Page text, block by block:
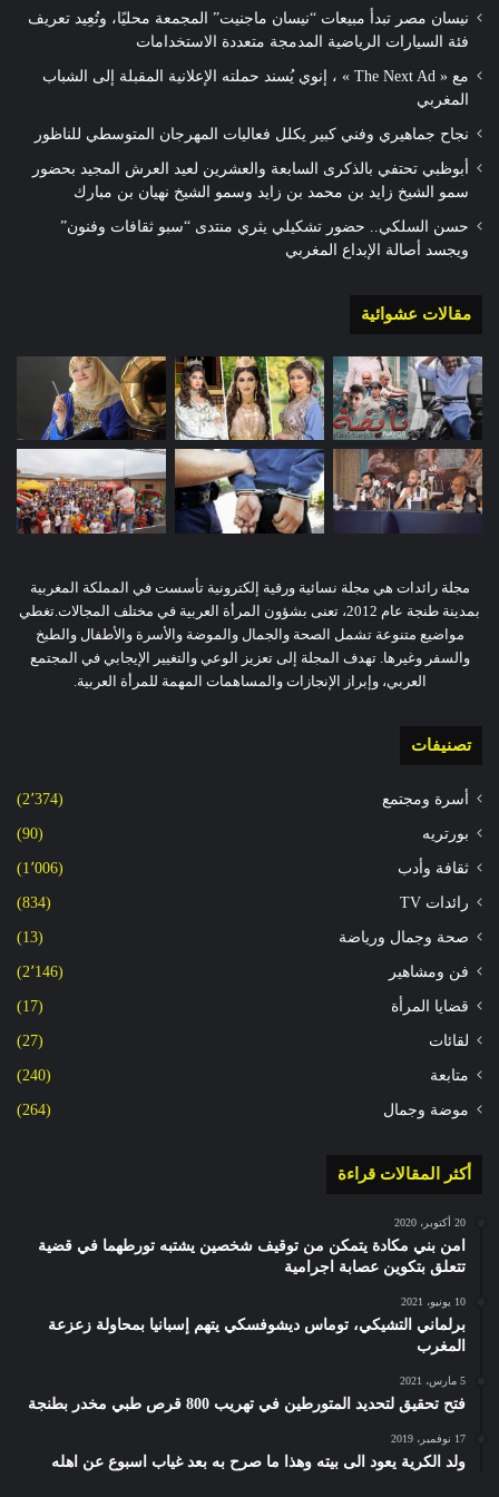
نيسان مصر تبدأ مبيعات “نيسان ماجنيت” المجمعة محليًا، وتُعِيد تعريف
فئة السيارات الرياضية المدمجة متعددة الاستخدامات
مع « The Next Ad » ، إنوي يُسند حملته الإعلانية المقبلة إلى الشباب
المغربي
نجاح جماهيري وفني كبير يكلل فعاليات المهرجان المتوسطي للناظور
أبوظبي تحتفي بالذكرى السابعة والعشرين لعيد العرش المجيد بحضور
سمو الشيخ زايد بن محمد بن زايد وسمو الشيخ نهيان بن مبارك
حسن السلكي.. حضور تشكيلي يثري منتدى “سبو ثقافات وفنون”
ويجسد أصالة الإبداع المغربي
مقالات عشوائية
مجلة رائدات هي مجلة نسائية ورقية إلكترونية تأسست في المملكة المغربية
بمدينة طنجة عام 2012، تعنى بشؤون المرأة العربية في مختلف المجالات.تغطي
مواضيع متنوعة تشمل الصحة والجمال والموضة والأسرة والأطفال والطبخ
والسفر وغيرها. تهدف المجلة إلى تعزيز الوعي والتغيير الإيجابي في المجتمع
العربي، وإبراز الإنجازات والمساهمات المهمة للمرأة العربية.
تصنيفات
أسرة ومجتمع (2٬374)
بورتريه (90)
ثقافة وأدب (1٬006)
رائدات TV (834)
صحة وجمال ورياضة (13)
فن ومشاهير (2٬146)
قضايا المرأة (17)
لقائات (27)
متابعة (240)
موضة وجمال (264)
أكثر المقالات قراءة
20 أكتوبر، 2020
امن بني مكادة يتمكن من توقيف شخصين يشتبه تورطهما في قضية
تتعلق بتكوين عصابة اجرامية
10 يونيو، 2021
برلماني التشيكي، توماس ديشوفسكي يتهم إسبانيا بمحاولة زعزعة
المغرب
5 مارس، 2021
فتح تحقيق لتحديد المتورطين في تهريب 800 قرص طبي مخدر بطنجة
17 نوفمبر، 2019
ولد الكرية يعود الى بيته وهذا ما صرح به بعد غياب اسبوع عن اهله